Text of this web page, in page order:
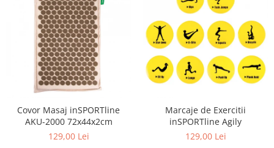
Covor Masaj inSPORTline
AKU-2000 72x44x2cm
129,00 Lei
Marcaje de Exercitii
inSPORTline Agily
129,00 Lei